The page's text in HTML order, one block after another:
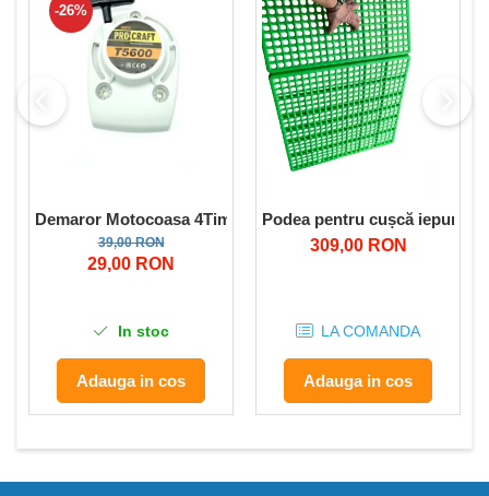
-26%
Demaror Motocoasa 4Timpi benzina Tip Procraft T5600
39,00 RON
29,00 RON
In stoc
Adauga in cos
Podea pentru cușcă iepuri
309,00 RON
LA COMANDA
Adauga in cos